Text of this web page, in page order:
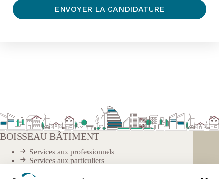
BOISSEAU BÂTIMENT
Services aux professionnels
Services aux particuliers